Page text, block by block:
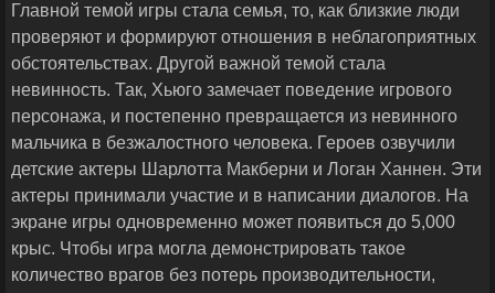
Главной темой игры стала семья, то, как близкие люди
проверяют и формируют отношения в неблагоприятных
обстоятельствах. Другой важной темой стала
невинность. Так, Хьюго замечает поведение игрового
персонажа, и постепенно превращается из невинного
мальчика в безжалостного человека. Героев озвучили
детские актеры Шарлотта Макберни и Логан Ханнен. Эти
актеры принимали участие и в написании диалогов. На
экране игры одновременно может появиться до 5,000
крыс. Чтобы игра могла демонстрировать такое
количество врагов без потерь производительности,